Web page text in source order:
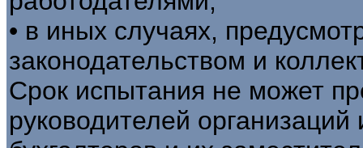
• в иных случаях,
законодательством и
Срок испытания не может
руководителей